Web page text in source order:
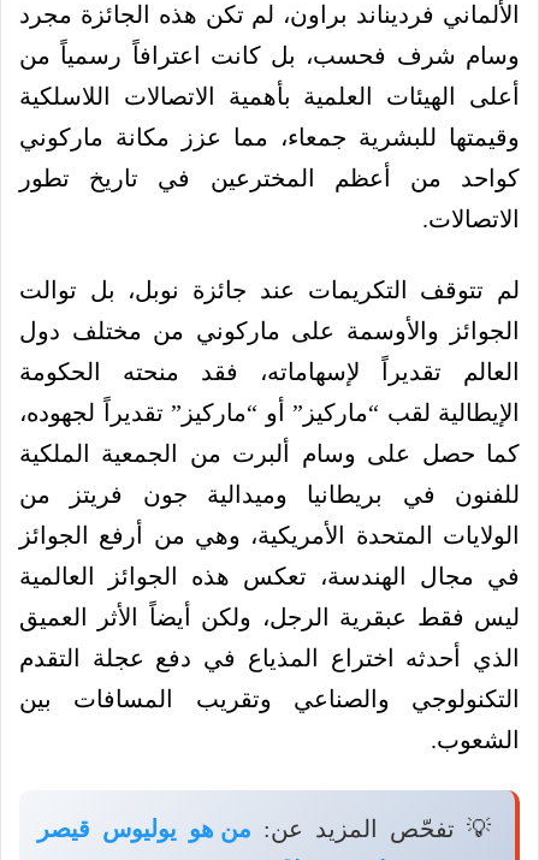
الألماني فرديناند براون، لم تكن هذه الجائزة مجرد
وسام شرف فحسب، بل كانت اعترافاً رسمياً من
أعلى الهيئات العلمية بأهمية الاتصالات اللاسلكية
وقيمتها للبشرية جمعاء، مما عزز مكانة ماركوني
كواحد من أعظم المخترعين في تاريخ تطور
الاتصالات.
لم تتوقف التكريمات عند جائزة نوبل، بل توالت
الجوائز والأوسمة على ماركوني من مختلف دول
العالم تقديراً لإسهاماته، فقد منحته الحكومة
الإيطالية لقب “ماركيز” أو “ماركيز” تقديراً لجهوده،
كما حصل على وسام ألبرت من الجمعية الملكية
للفنون في بريطانيا وميدالية جون فريتز من
الولايات المتحدة الأمريكية، وهي من أرفع الجوائز
في مجال الهندسة، تعكس هذه الجوائز العالمية
ليس فقط عبقرية الرجل، ولكن أيضاً الأثر العميق
الذي أحدثه اختراع المذياع في دفع عجلة التقدم
التكنولوجي والصناعي وتقريب المسافات بين
الشعوب.
💡 تفحّص المزيد عن: من هو يوليوس قيصر